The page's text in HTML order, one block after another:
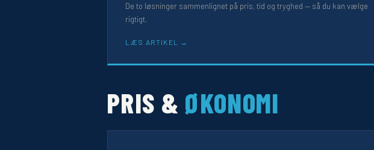
De to løsninger sammenlignet på pris, tid og tryghed — så du kan vælge
rigtigt.
LÆS ARTIKEL
PRIS & ØKONOMI